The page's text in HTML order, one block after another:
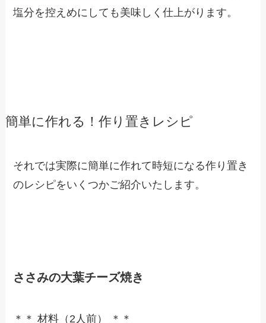
塩分を控えめにしても美味しく仕上がります。
簡単に作れる！作り置きレシピ
それでは実際に簡単に作れて時短になる作り置き
のレシピをいくつかご紹介いたします。
ささみの大葉チーズ焼き
＊＊ 材料（2人前） ＊＊